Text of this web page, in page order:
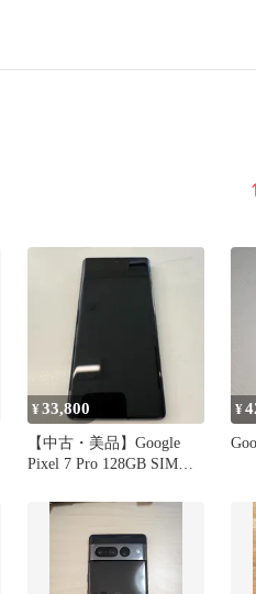
¥33,800
【中古・美品】Google
Pixel 7 Pro 128GB SIMフ
810029937245
¥